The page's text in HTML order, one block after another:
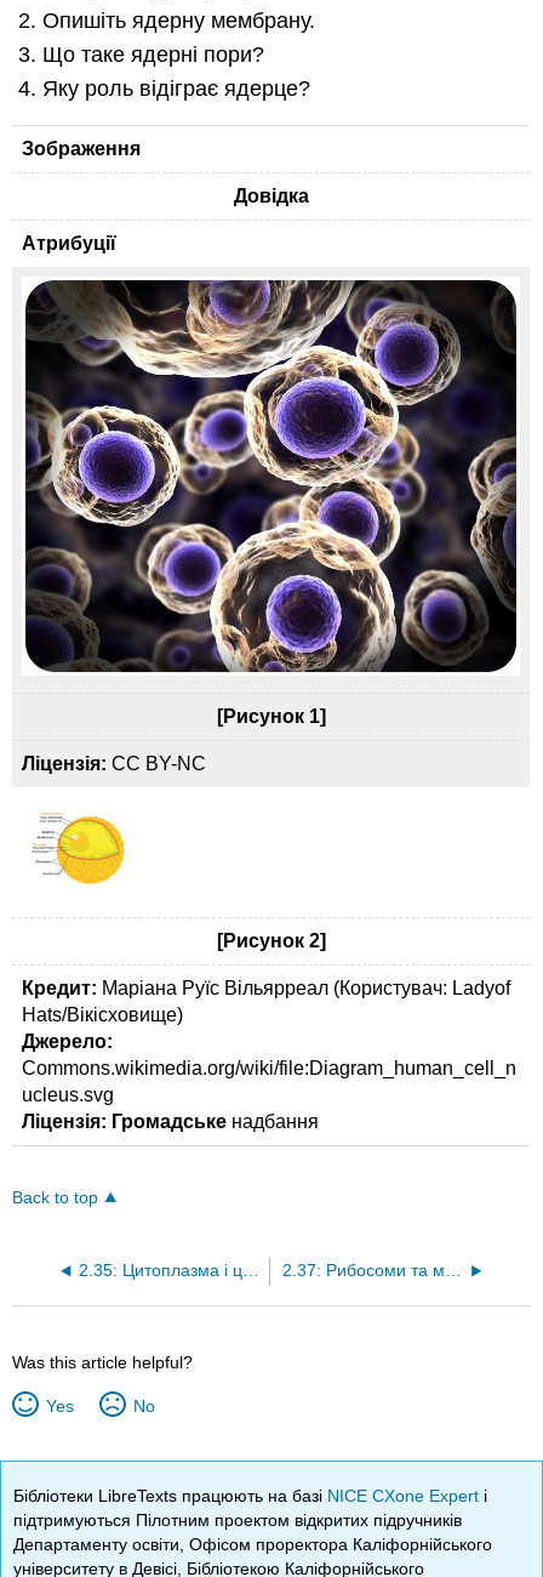
Опишіть ядерну мембрану.
Що таке ядерні пори?
Яку роль відіграє ядерце?
Зображення
Довідка
Атрибуції
[Рисунок 1]
Ліцензія: CC BY-NC
[Рисунок 2]
Кредит: Маріана Руїс Вільярреал (Користувач: Ladyof
Hats/Вікісховище)
Джерело:
Commons.wikimedia.org/wiki/file:Diagram_human_cell_n
ucleus.svg
Ліцензія: Громадське надбання
Back to top
2.35: Цитоплазма і цитоскелет 2.37: Рибосоми та мітохондрії
Was this article helpful?
Yes No
Бібліотеки LibreTexts працюють на базі NICE CXone Expert і
підтримуються Пілотним проектом відкритих підручників
Департаменту освіти, Офісом проректора Каліфорнійського
університету в Девісі, Бібліотекою Каліфорнійського